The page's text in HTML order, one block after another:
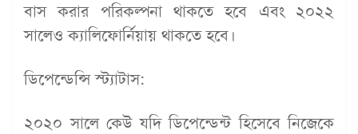
বাস করার পরিকল্পনা থাকতে হবে এবং ২০২২
সালেও ক্যালিফোর্নিয়ায় থাকতে হবে।
ডিপেন্ডেন্সি স্ট্যাটাস:
২০২০ সালে কেউ যদি ডিপেন্ডেন্ট হিসেবে নিজেকে